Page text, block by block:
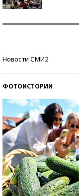
Новости СМИ2
ФОТОИСТОРИИ